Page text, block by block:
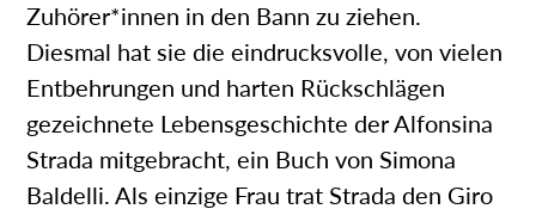
Zuhörer*innen in den Bann zu ziehen.
Diesmal hat sie die eindrucksvolle, von vielen
Entbehrungen und harten Rückschlägen
gezeichnete Lebensgeschichte der Alfonsina
Strada mitgebracht, ein Buch von Simona
Baldelli. Als einzige Frau trat Strada den Giro